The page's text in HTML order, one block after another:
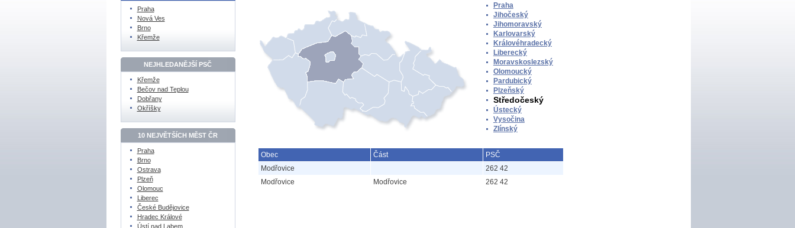
Praha
Jihočeský
Jihomoravský
Karlovarský
Královéhradecký
Liberecký
Moravskoslezský
Olomoucký
Pardubický
Plzeňský
Středočeský
Ústecký
Vysočina
Zlínský
Obec Část
PSČ
Modřovice
262 42
Modřovice
Modřovice 262 42
Praha
Nová Ves
Brno
Křemže
NEJHLEDANĚJŠÍ PSČ
Křemže
Bečov nad Teplou
Dobřany
Okříšky
10 NEJVĚTŠÍCH MĚST ČR
Praha
Brno
Ostrava
Plzeň
Olomouc
Liberec
České Budějovice
Hradec Králové
Ústí nad Labem